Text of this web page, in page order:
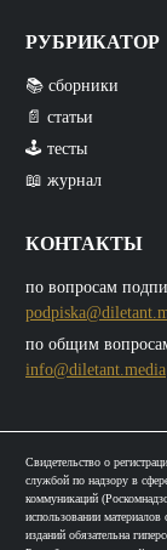
РУБРИКАТОР
📚 сборники
📄 статьи
🕹️ тесты
📖 журнал
КОНТАКТЫ
по вопросам
по общим
info@diletant.media
Свидетельство о
службой по надзору в
коммуникаций
использовании
изданий обязательна